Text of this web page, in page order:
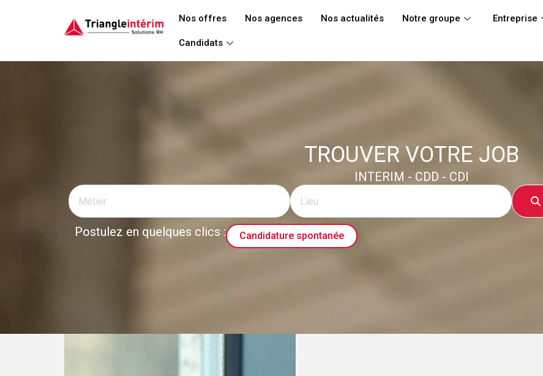
Nos offres Nos agences Nos actualités Notre groupe Entreprise
Candidats
TROUVER VOTRE JOB
INTERIM - CDD - CDI
Postulez en quelques clics : Candidature spontanée